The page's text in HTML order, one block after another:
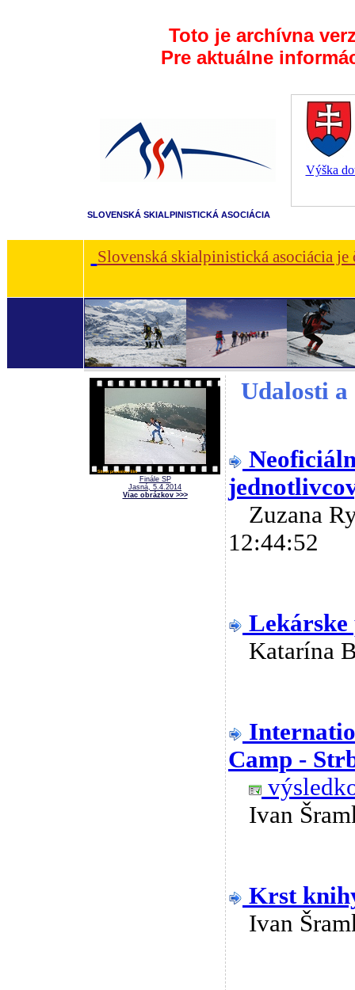
Toto je archívna
Pre aktuálne
Výška
SLOVENSKÁ SKIALPINISTICKÁ ASOCIÁCIA
Slovenská skialpinistická asociácia
Finále SP
Jasná, 5.4.2014
Viac obrázkov >>>
Udalosti a
Zuzana
12:44:52
Katarína
Camp -
Ivan
Krst
Ivan